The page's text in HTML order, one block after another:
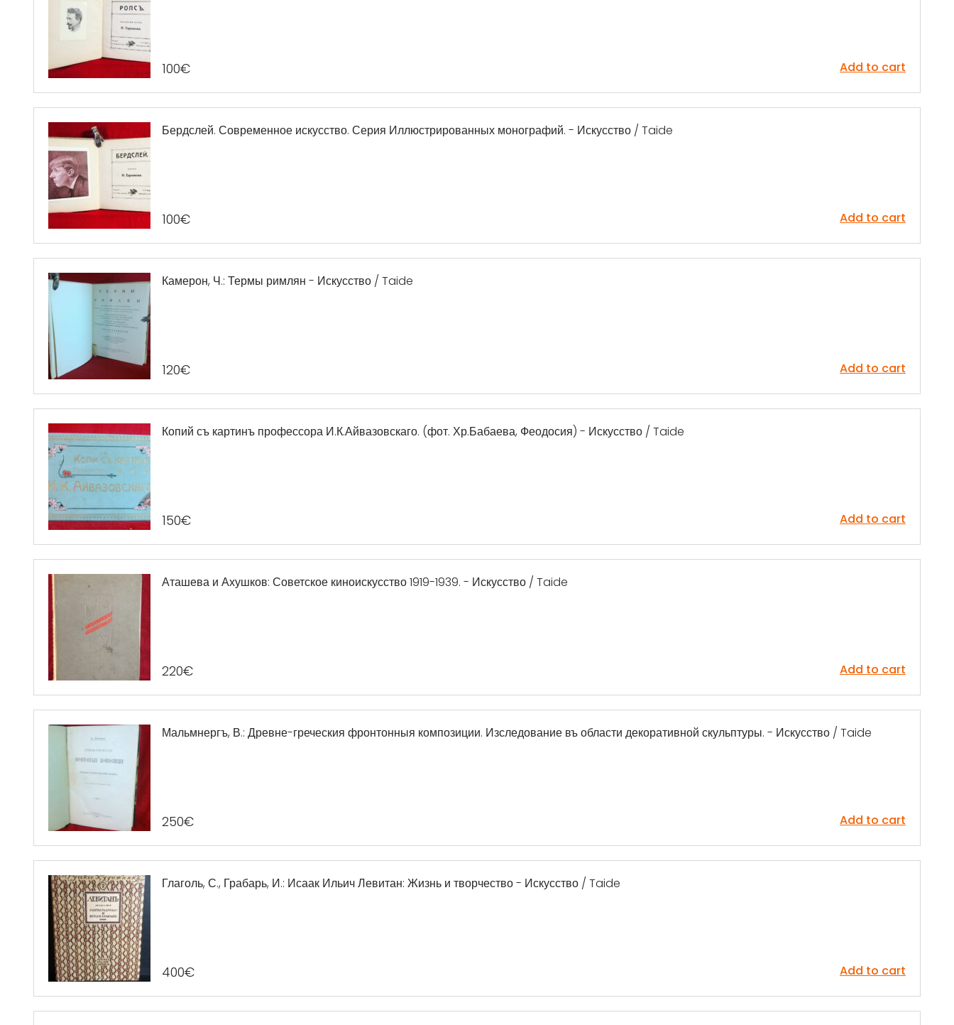
100€ Add to cart
Бердслей. Современное искусство. Серия Иллюстрированных монографий. - Искусство / Taide
100€ Add to cart
Камерон, Ч.: Термы римлян - Искусство / Taide
120€ Add to cart
Копий съ картинъ профессора И.К.Айвазовскаго. (фот. Хр.Бабаева, Феодосия) - Искусство / Taide
150€ Add to cart
Аташева и Ахушков: Советское киноискусство 1919-1939. - Искусство / Taide
220€ Add to cart
Мальмнергъ, В.: Древне-греческия фронтонныя композиции. Изследование въ области декоративной скульптуры. - Искусство / Taide
250€ Add to cart
Глаголь, С., Грабарь, И.: Исаак Ильич Левитан: Жизнь и творчество - Искусство / Taide
400€ Add to cart